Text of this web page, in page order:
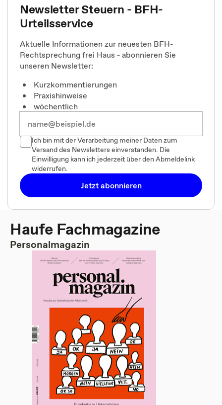
Newsletter Steuern - BFH-
Urteilsservice
Aktuelle Informationen zur neuesten BFH-
Rechtsprechung frei Haus - abonnieren Sie
unseren Newsletter:
Kurzkommentierungen
Praxishinweise
wöchentlich
Ich bin mit der Verarbeitung meiner Daten zum
Versand des Newsletters einverstanden. Die
Einwilligung kann ich jederzeit über den Abmeldelink
widerrufen.
Jetzt abonnieren
Haufe Fachmagazine
Personalmagazin